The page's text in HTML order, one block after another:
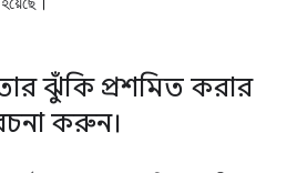
ঝুঁকি প্রশমিত করার
করুন।